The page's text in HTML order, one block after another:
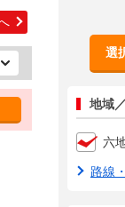
選
地域
六
路線